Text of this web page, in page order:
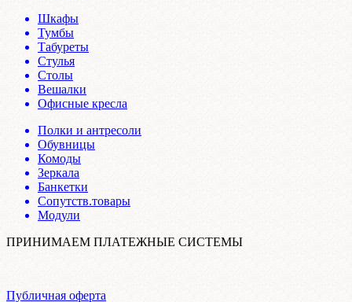
Шкафы
Тумбы
Табуреты
Стулья
Столы
Вешалки
Офисные кресла
Полки и антресоли
Обувницы
Комоды
Зеркала
Банкетки
Сопутств.товары
Модули
ПРИНИМАЕМ ПЛАТЕЖНЫЕ СИСТЕМЫ
Публичная оферта